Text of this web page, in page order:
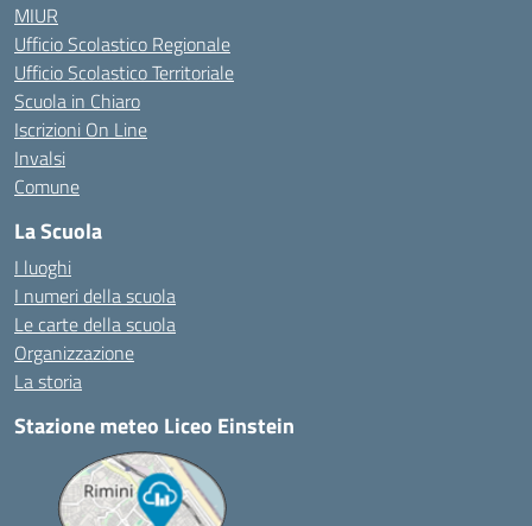
MIUR
Ufficio Scolastico Regionale
Ufficio Scolastico Territoriale
Scuola in Chiaro
Iscrizioni On Line
Invalsi
Comune
La Scuola
I luoghi
I numeri della scuola
Le carte della scuola
Organizzazione
La storia
Stazione meteo Liceo Einstein